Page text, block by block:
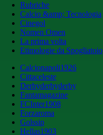
Rubriche
Calcio &amp; Tecnologia
Cinegol
Nomen Omen
La prima volta
Etimologie da Spogliatoio
Calcionapoli1926
Cittaceleste
Derbyderbyderby
Fantamagazine
FCInter1908
Forzaroma
Golssip
Hellas1903